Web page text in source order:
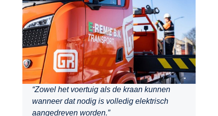
“Zowel het voertuig als de kraan kunnen
wanneer dat nodig is volledig elektrisch
aangedreven worden.”